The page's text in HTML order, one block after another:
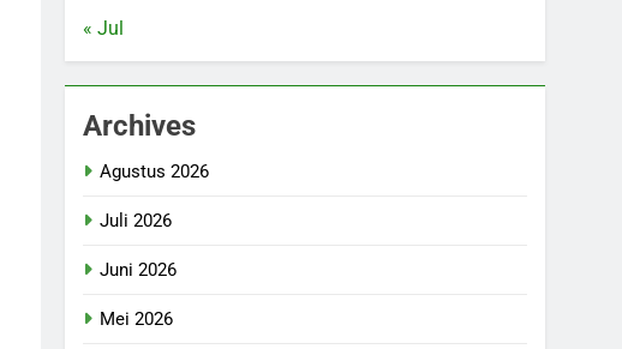
« Jul
Archives
Agustus 2026
Juli 2026
Juni 2026
Mei 2026